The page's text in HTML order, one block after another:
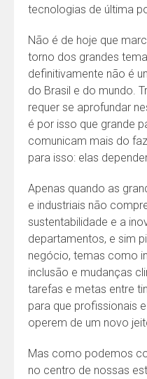
tecnologias de última
Não é de hoje que
torno dos grandes
definitivamente não é
do Brasil e do mundo.
requer se aprofundar
é por isso que grande
comunicam mais do
para isso: elas
Apenas quando as
e industriais não
sustentabilidade e a
departamentos, e sim
negócio, temas como
inclusão e mudanças
tarefas e metas entre
para que profissionais
operem de um novo
Mas como podemos
no centro de nossas